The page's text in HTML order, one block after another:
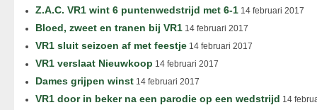
Z.A.C. VR1 wint 6 puntenwedstrijd met 6-1 14 februari 2017
Bloed, zweet en tranen bij VR1 14 februari 2017
VR1 sluit seizoen af met feestje 14 februari 2017
VR1 verslaat Nieuwkoop 14 februari 2017
Dames grijpen winst 14 februari 2017
VR1 door in beker na een parodie op een wedstrijd 14